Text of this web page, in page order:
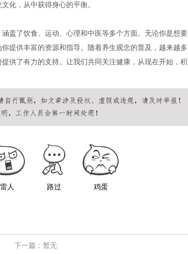
化，从中获得身心的平衡。
盖了饮食、运动、心理和中医等多个方面。无论你是想要
提供丰富的资源和指导。随着养生观念的普及，越来越多
供了有力的支持。让我们共同关注健康，从现在开始，积
雷人 路过 鸡蛋
下一篇：暂无